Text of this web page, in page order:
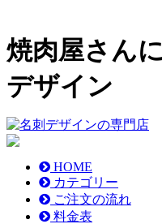
焼肉屋さん
デザイン
HOME
カテゴリー
ご注文の流れ
料金表